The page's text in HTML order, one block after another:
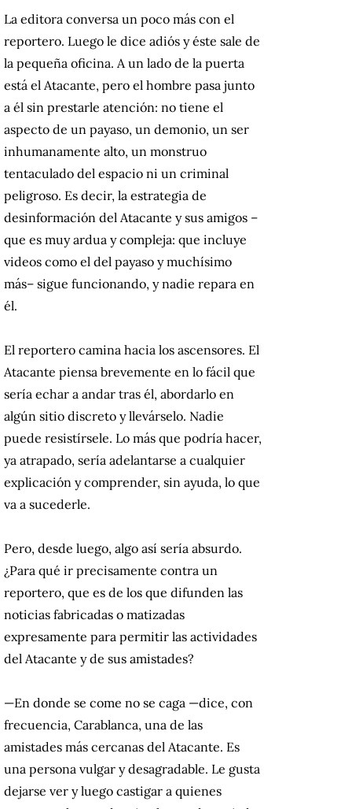
La editora conversa un poco más con el
reportero. Luego le dice adiós y éste sale de
la pequeña oficina. A un lado de la puerta
está el Atacante, pero el hombre pasa junto
a él sin prestarle atención: no tiene el
aspecto de un payaso, un demonio, un ser
inhumanamente alto, un monstruo
tentaculado del espacio ni un criminal
peligroso. Es decir, la estrategia de
desinformación del Atacante y sus amigos –
que es muy ardua y compleja: que incluye
videos como el del payaso y muchísimo
más– sigue funcionando, y nadie repara en
él.
El reportero camina hacia los ascensores. El
Atacante piensa brevemente en lo fácil que
sería echar a andar tras él, abordarlo en
algún sitio discreto y llevárselo. Nadie
puede resistírsele. Lo más que podría hacer,
ya atrapado, sería adelantarse a cualquier
explicación y comprender, sin ayuda, lo que
va a sucederle.
Pero, desde luego, algo así sería absurdo.
¿Para qué ir precisamente contra un
reportero, que es de los que difunden las
noticias fabricadas o matizadas
expresamente para permitir las actividades
del Atacante y de sus amistades?
—En donde se come no se caga —dice, con
frecuencia, Carablanca, una de las
amistades más cercanas del Atacante. Es
una persona vulgar y desagradable. Le gusta
dejarse ver y luego castigar a quienes